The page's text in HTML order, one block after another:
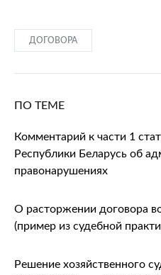
ДОГОВОРА
ПО ТЕМЕ
Комментарий к части 1
Республики Беларусь об
правонарушениях
О расторжении договора
(пример из судебной
Решение хозяйственного